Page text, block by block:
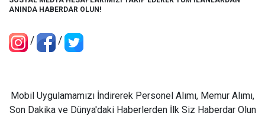
ANINDA HABERDAR OLUN!
/ /
Mobil Uygulamamızı İndirerek Personel Alımı, Memur Alımı,
Son Dakika ve Dünya'daki Haberlerden İlk Siz Haberdar Olun